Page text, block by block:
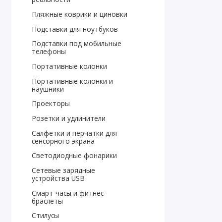
Пляжные коврики и циновки
Подставки для ноутбуков
Подставки под мобильные
телефоны
Портативные колонки
Портативные колонки и
наушники
Проекторы
Розетки и удлинители
Салфетки и перчатки для
сенсорного экрана
Светодиодные фонарики
Сетевые зарядные
устройства USB
Смарт-часы и фитнес-
браслеты
Стилусы